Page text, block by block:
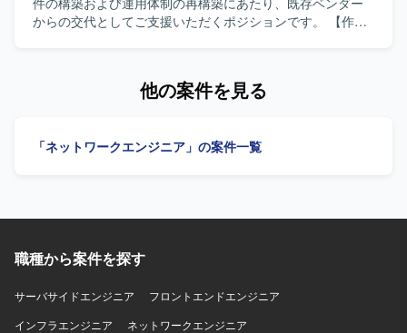
よびセキュリティ環境です。
ーに関する知識と運用経験を活かしながら、お客様とコミ
方が望ましいです。 【ポジションの魅力】 ゼロトラストネ
ため、予算と席が確保されており意思決定が速い環境でご
ーク（SASE/SSE）環境におけるNW領域（WAN、IPSec、
フィルタ等）の設計・構築・移行・運用を行うネットワー
からの交代としてご支援いただくポジションです。 【作業
既存ベンダーからの引き継ぎを行いながら、安定した運用
関する知識と運用経験を活かし、お客様とコミュニケーシ
運用体制構築に深く関与できるため、ネットワークセキュ
発環境】 ゼロトラストネットワーク（SASE/SSE）環境お
です。
他の案件を見る
「ネットワークエンジニア」の案件一覧
職種から案件を探す
サーバサイドエンジニア
フロントエンドエンジニア
インフラエンジニア
ネットワークエンジニア